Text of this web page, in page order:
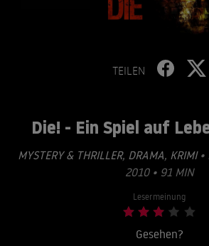
TEILEN
Die! - Ein Spiel auf
MYSTERY & THRILLER, DRAMA, KRIMI•
2010 • 91 MIN
Lesermeinung
Gesehen?